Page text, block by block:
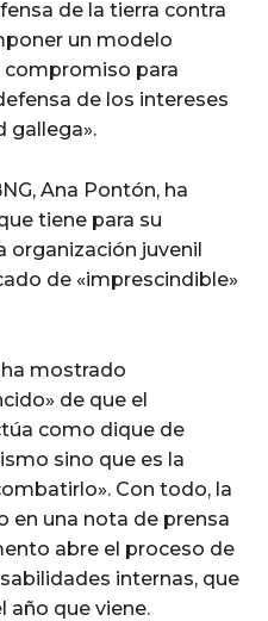
de la tierra contra
un modelo
compromiso para
de los intereses
gallega».
Ana Pontón, ha
tiene para su
organización juvenil
de «imprescindible»
ha mostrado
de que el
como dique de
sino que es la
Con todo, la
en una nota de prensa
abre el proceso de
internas, que
año que viene.